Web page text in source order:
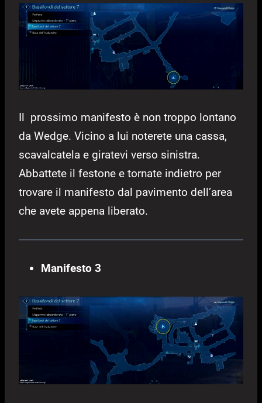
Il prossimo manifesto è non troppo lontano
da Wedge. Vicino a lui noterete una cassa,
scavalcatela e giratevi verso sinistra.
Abbattete il festone e tornate indietro per
trovare il manifesto dal pavimento dell’area
che avete appena liberato.
Manifesto 3